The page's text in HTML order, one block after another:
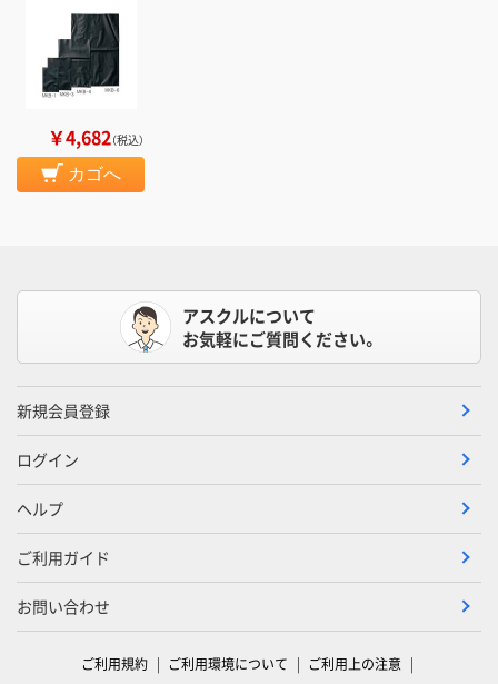
￥4,682（税込）
カゴへ
アスクルについて
お気軽にご質問ください。
新規会員登録
ログイン
ヘルプ
ご利用ガイド
お問い合わせ
ご利用規約 ご利用環境について ご利用上の注意